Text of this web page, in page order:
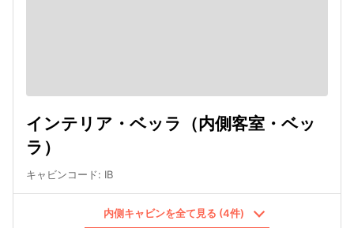
インテリア・ベッラ（内側客室・ベッ
ラ）
キャビンコード: IB
内側キャビンを全て見る (4件)